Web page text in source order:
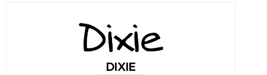
DIXIE